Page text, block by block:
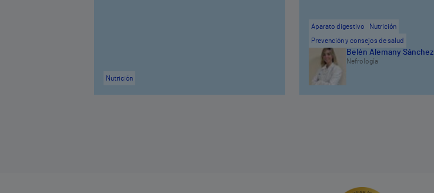
Nutrición
Aparato digestivo
Nutrición
Prevención y consejos de salud
Belén Alemany Sánchez
Nefrología